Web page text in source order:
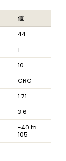
値
44
1
10
CRC
1.71
3.6
-40 to
105